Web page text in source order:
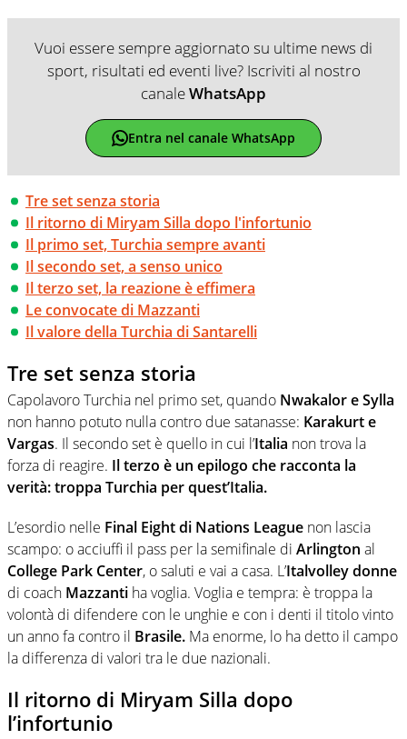
Vuoi essere sempre aggiornato su ultime news di
sport, risultati ed eventi live? Iscriviti al nostro
canaleWhatsApp
Entra nel canale WhatsApp
Tre set senza storia
Il ritorno di Miryam Silla dopo l'infortunio
Il primo set, Turchia sempre avanti
Il secondo set, a senso unico
Il terzo set, la reazione è effimera
Le convocate di Mazzanti
Il valore della Turchia di Santarelli
Tre set senza storia
Capolavoro Turchia nel primo set, quando Nwakalor e Sylla
non hanno potuto nulla contro due satanasse: Karakurt e
Vargas. Il secondo set è quello in cui l’Italia non trova la
forza di reagire. Il terzo è un epilogo che racconta la
verità: troppa Turchia per quest’Italia.
L’esordio nelle Final Eight di Nations League non lascia
scampo: o acciuffi il pass per la semifinale di Arlington al
College Park Center, o saluti e vai a casa. L’Italvolley donne
di coach Mazzanti ha voglia. Voglia e tempra: è troppa la
volontà di difendere con le unghie e con i denti il titolo vinto
un anno fa contro il Brasile. Ma enorme, lo ha detto il campo
la differenza di valori tra le due nazionali.
Il ritorno di Miryam Silla dopo
l’infortunio